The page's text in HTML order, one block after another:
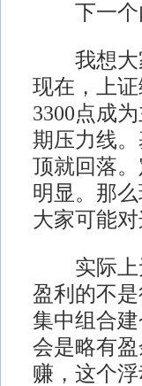
下一个内
我想大家
现在，上
3300点成
期压力线
顶就回落
明显。那
大家可能对
实际上无
盈利的不
集中组合
会是略有
赚，这个浮